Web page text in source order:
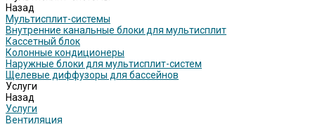
Назад
Мультисплит-системы
Внутренние канальные блоки для мультисплит
Кассетный блок
Колонные кондиционеры
Наружные блоки для мультисплит-систем
Щелевые диффузоры для бассейнов
Услуги
Назад
Услуги
Вентиляция